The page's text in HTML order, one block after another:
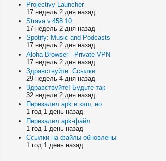
Projectivy Launcher
17 недель 2 дня назад
Strava v.458.10
17 недель 2 дня назад
Spotify: Music and Podcasts
17 недель 2 дня назад
Aloha Browser - Private VPN
17 недель 2 дня назад
Здравствуйте. Ссылки
29 недель 4 дня назад
Здравствуйте! Будьте так
32 недели 2 дня назад
Перезалил apk и кэш, но
1 год 1 день назад
Перезалил apk-файл
1 год 1 день назад
Ссылки на файлы обновлены
1 год 1 день назад